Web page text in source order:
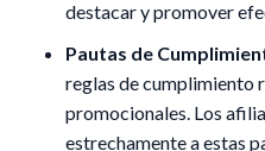
destacar y promover
Pautas de
reglas de cumplimiento
promocionales. Los
estrechamente a estas